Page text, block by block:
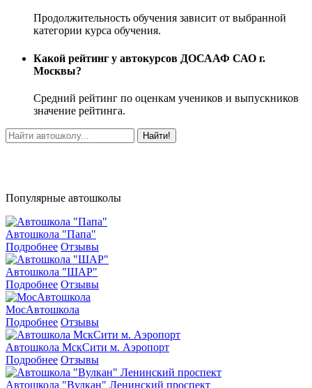
Продолжительность обучения зависит от выбранной
категории курса обучения.
Какой рейтинг у автокурсов ДОСААФ САО г.
Москвы?
Средний рейтинг по оценкам учеников и выпускников
значение рейтинга.
Найти!
Популярные автошколы
Автошкола "Папа"
Подробнее Отзывы
Автошкола "ШАР"
Подробнее Отзывы
МосАвтошкола
Подробнее Отзывы
Автошкола МскСити м. Аэропорт
Подробнее Отзывы
Автошкола "Вулкан" Ленинский проспект